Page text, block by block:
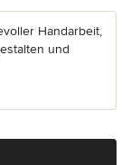
Handarbeit,
und